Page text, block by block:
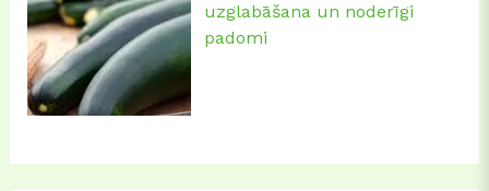
uzglabāšana un noderīgi
padomi